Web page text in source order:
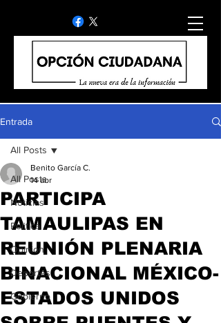
Entrada
All Posts
Noticias
Politica
Opinion
Deportes
Gobierno
All Posts
PARTICIPA
TAMAULIPAS EN
REUNIÓN PLENARIA
BINACIONAL MÉXICO-
ESTADOS UNIDOS
Benito García C.
14 abr